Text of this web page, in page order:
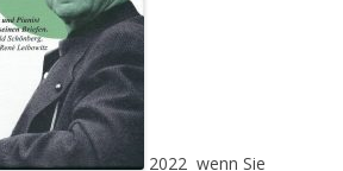
2022 wenn Sie